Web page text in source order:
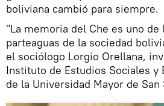
boliviana cambió para siempre.
"La memoria del Che es uno
parteaguas de la sociedad
el sociólogo Lorgio Orellana,
Instituto de Estudios Sociales y
de la Universidad Mayor de San